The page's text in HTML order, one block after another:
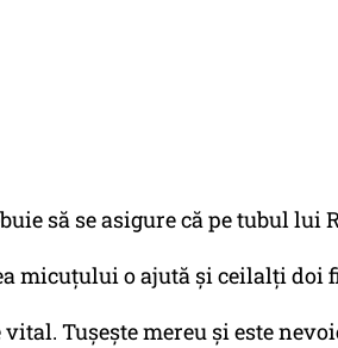
să se asigure că pe tubul lui
micuţului o ajută şi ceilalţi doi
vital. Tuşeşte mereu şi este